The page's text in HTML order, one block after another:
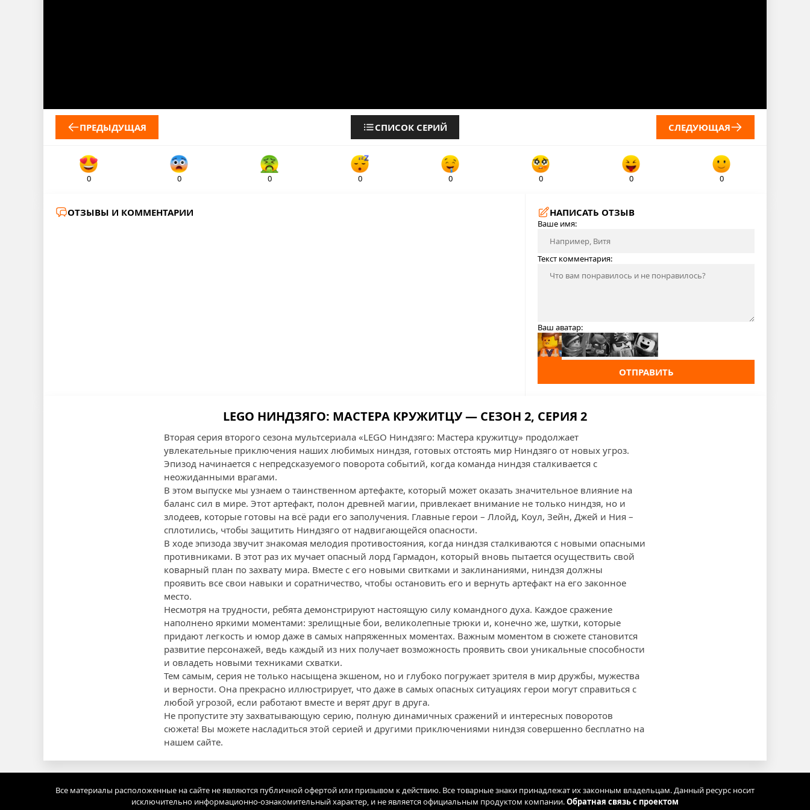
ПРЕДЫДУЩАЯ СПИСОК СЕРИЙ СЛЕДУЮЩАЯ
0 0 0 0 0 0 0 0
ОТЗЫВЫ И КОММЕНТАРИИ НАПИСАТЬ ОТЗЫВ
Ваше имя:
Текст комментария:
Ваш аватар:
ОТПРАВИТЬ
LEGO НИНДЗЯГО: МАСТЕРА КРУЖИТЦУ — СЕЗОН 2, СЕРИЯ 2
Вторая серия второго сезона мультсериала «LEGO Ниндзяго: Мастера кружитцу» продолжает
увлекательные приключения наших любимых ниндзя, готовых отстоять мир Ниндзяго от новых угроз.
Эпизод начинается с непредсказуемого поворота событий, когда команда ниндзя сталкивается с
неожиданными врагами.
В этом выпуске мы узнаем о таинственном артефакте, который может оказать значительное влияние на
баланс сил в мире. Этот артефакт, полон древней магии, привлекает внимание не только ниндзя, но и
злодеев, которые готовы на всё ради его заполучения. Главные герои – Ллойд, Коул, Зейн, Джей и Ния –
сплотились, чтобы защитить Ниндзяго от надвигающейся опасности.
В ходе эпизода звучит знакомая мелодия противостояния, когда ниндзя сталкиваются с новыми опасными
противниками. В этот раз их мучает опасный лорд Гармадон, который вновь пытается осуществить свой
коварный план по захвату мира. Вместе с его новыми свитками и заклинаниями, ниндзя должны
проявить все свои навыки и соратничество, чтобы остановить его и вернуть артефакт на его законное
место.
Несмотря на трудности, ребята демонстрируют настоящую силу командного духа. Каждое сражение
наполнено яркими моментами: зрелищные бои, великолепные трюки и, конечно же, шутки, которые
придают легкость и юмор даже в самых напряженных моментах. Важным моментом в сюжете становится
развитие персонажей, ведь каждый из них получает возможность проявить свои уникальные способности
и овладеть новыми техниками схватки.
Тем самым, серия не только насыщена экшеном, но и глубоко погружает зрителя в мир дружбы, мужества
и верности. Она прекрасно иллюстрирует, что даже в самых опасных ситуациях герои могут справиться с
любой угрозой, если работают вместе и верят друг в друга.
Не пропустите эту захватывающую серию, полную динамичных сражений и интересных поворотов
сюжета! Вы можете насладиться этой серией и другими приключениями ниндзя совершенно бесплатно на
нашем сайте.
Все материалы расположенные на сайте не являются публичной офертой или призывом к действию. Все товарные знаки принадлежат их законным владельцам. Данный ресурс носит
исключительно информационно-ознакомительный характер, и не является официальным продуктом компании.Обратная связь с проектом